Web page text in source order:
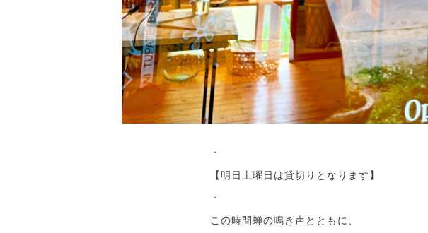
・
【明日土曜日は貸切りとなります】
・
この時間蝉の鳴き声とともに、